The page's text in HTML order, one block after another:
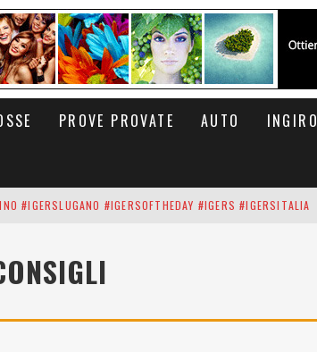
PROVE PROVATE AUTO INGIRO
#IGERSLUGANO #IGERSOFTHEDAY #IGERS #IGERSITALIA
#SENZATIMORE #IGERS #IGERSMILANO #IGERSOFTHEDAY